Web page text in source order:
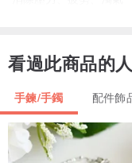
🔸️黃水晶:
*穩定情緒
*增強自信心，充實人生
*療癒太陽神經叢
看過此商品的
手鍊/手鐲 配件飾